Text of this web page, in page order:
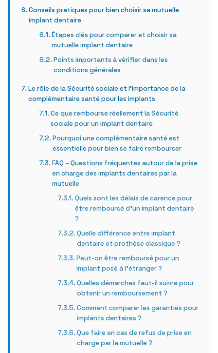
Conseils pratiques pour bien choisir sa mutuelle
implant dentaire
Étapes clés pour comparer et choisir sa
mutuelle implant dentaire
Points importants à vérifier dans les
conditions générales
Le rôle de la Sécurité sociale et l’importance de la
complémentaire santé pour les implants
Ce que rembourse réellement la Sécurité
sociale pour un implant dentaire
Pourquoi une complémentaire santé est
essentielle pour bien se faire rembourser
FAQ – Questions fréquentes autour de la prise
en charge des implants dentaires par la
mutuelle
Quels sont les délais de carence pour
être remboursé d’un implant dentaire
?
Quelle différence entre implant
dentaire et prothèse classique ?
Peut-on être remboursé pour un
implant posé à l’étranger ?
Quelles démarches faut-il suivre pour
obtenir un remboursement ?
Comment comparer les garanties pour
implants dentaires ?
Que faire en cas de refus de prise en
charge par la mutuelle ?